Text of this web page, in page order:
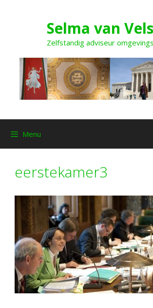
Selma van
Zelfstandig adviseur
Menu
eerstekamer3